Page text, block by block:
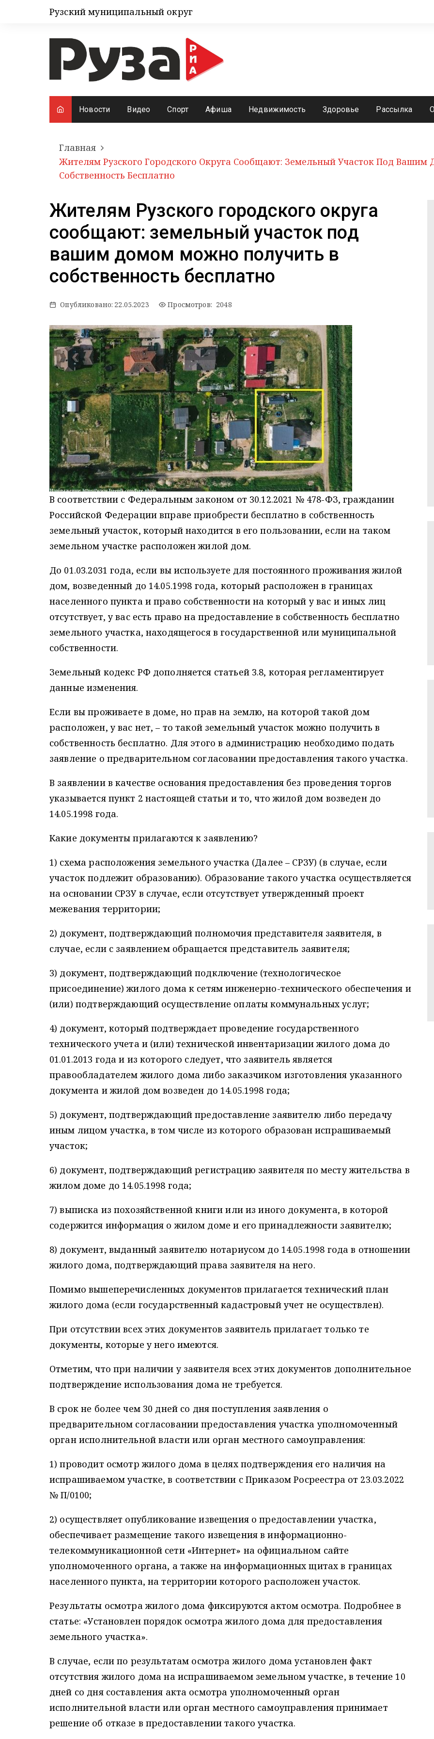
Рузский муниципальный округ
Новости Видео Спорт Афиша Недвижимость Здоровье Рассылка
Главная
Жителям Рузского Городского Округа Сообщают: Земельный Участок Под
Собственность Бесплатно
Жителям Рузского городского округа
сообщают: земельный участок под
вашим домом можно получить в
собственность бесплатно
Опубликовано: 22.05.2023 Просмотров: 2048
В соответствии с Федеральным законом от 30.12.2021 № 478-ФЗ, гражданин
Российской Федерации вправе приобрести бесплатно в собственность
земельный участок, который находится в его пользовании, если на таком
земельном участке расположен жилой дом.
До 01.03.2031 года, если вы используете для постоянного проживания жилой
дом, возведенный до 14.05.1998 года, который расположен в границах
населенного пункта и право собственности на который у вас и иных лиц
отсутствует, у вас есть право на предоставление в собственность бесплатно
земельного участка, находящегося в государственной или муниципальной
собственности.
Земельный кодекс РФ дополняется статьей 3.8, которая регламентирует
данные изменения.
Если вы проживаете в доме, но прав на землю, на которой такой дом
расположен, у вас нет, – то такой земельный участок можно получить в
собственность бесплатно. Для этого в администрацию необходимо подать
заявление о предварительном согласовании предоставления такого участка.
В заявлении в качестве основания предоставления без проведения торгов
указывается пункт 2 настоящей статьи и то, что жилой дом возведен до
14.05.1998 года.
Какие документы прилагаются к заявлению?
1) схема расположения земельного участка (Далее – СРЗУ) (в случае, если
участок подлежит образованию). Образование такого участка осуществляется
на основании СРЗУ в случае, если отсутствует утвержденный проект
межевания территории;
2) документ, подтверждающий полномочия представителя заявителя, в
случае, если с заявлением обращается представитель заявителя;
3) документ, подтверждающий подключение (технологическое
присоединение) жилого дома к сетям инженерно-технического обеспечения и
(или) подтверждающий осуществление оплаты коммунальных услуг;
4) документ, который подтверждает проведение государственного
технического учета и (или) технической инвентаризации жилого дома до
01.01.2013 года и из которого следует, что заявитель является
правообладателем жилого дома либо заказчиком изготовления указанного
документа и жилой дом возведен до 14.05.1998 года;
5) документ, подтверждающий предоставление заявителю либо передачу
иным лицом участка, в том числе из которого образован испрашиваемый
участок;
6) документ, подтверждающий регистрацию заявителя по месту жительства в
жилом доме до 14.05.1998 года;
7) выписка из похозяйственной книги или из иного документа, в которой
содержится информация о жилом доме и его принадлежности заявителю;
8) документ, выданный заявителю нотариусом до 14.05.1998 года в отношении
жилого дома, подтверждающий права заявителя на него.
Помимо вышеперечисленных документов прилагается технический план
жилого дома (если государственный кадастровый учет не осуществлен).
При отсутствии всех этих документов заявитель прилагает только те
документы, которые у него имеются.
Отметим, что при наличии у заявителя всех этих документов дополнительное
подтверждение использования дома не требуется.
В срок не более чем 30 дней со дня поступления заявления о
предварительном согласовании предоставления участка уполномоченный
орган исполнительной власти или орган местного самоуправления:
1) проводит осмотр жилого дома в целях подтверждения его наличия на
испрашиваемом участке, в соответствии с Приказом Росреестра от 23.03.2022
№ П/0100;
2) осуществляет опубликование извещения о предоставлении участка,
обеспечивает размещение такого извещения в информационно-
телекоммуникационной сети «Интернет» на официальном сайте
уполномоченного органа, а также на информационных щитах в границах
населенного пункта, на территории которого расположен участок.
Результаты осмотра жилого дома фиксируются актом осмотра. Подробнее в
статье: «Установлен порядок осмотра жилого дома для предоставления
земельного участка».
В случае, если по результатам осмотра жилого дома установлен факт
отсутствия жилого дома на испрашиваемом земельном участке, в течение 10
дней со дня составления акта осмотра уполномоченный орган
исполнительной власти или орган местного самоуправления принимает
решение об отказе в предоставлении такого участка.